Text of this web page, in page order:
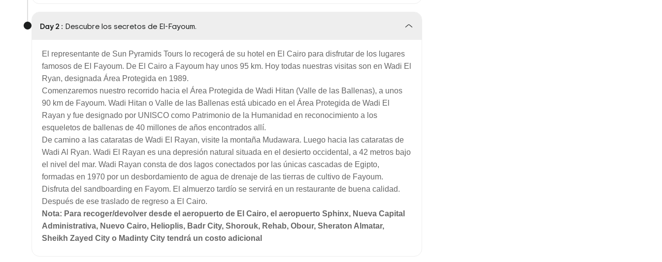
Day 2 : Descubre los secretos de El-Fayoum.
El representante de Sun Pyramids Tours lo recogerá de su hotel en El Cairo para disfrutar de los lugares
famosos de El Fayoum. De El Cairo a Fayoum hay unos 95 km. Hoy todas nuestras visitas son en Wadi El
Ryan, designada Área Protegida en 1989.
Comenzaremos nuestro recorrido hacia el Área Protegida de Wadi Hitan (Valle de las Ballenas), a unos
90 km de Fayoum. Wadi Hitan o Valle de las Ballenas está ubicado en el Área Protegida de Wadi El
Rayan y fue designado por UNISCO como Patrimonio de la Humanidad en reconocimiento a los
esqueletos de ballenas de 40 millones de años encontrados allí.
De camino a las cataratas de Wadi El Rayan, visite la montaña Mudawara. Luego hacia las cataratas de
Wadi Al Ryan. Wadi El Rayan es una depresión natural situada en el desierto occidental, a 42 metros bajo
el nivel del mar. Wadi Rayan consta de dos lagos conectados por las únicas cascadas de Egipto,
formadas en 1970 por un desbordamiento de agua de drenaje de las tierras de cultivo de Fayoum.
Disfruta del sandboarding en Fayom. El almuerzo tardío se servirá en un restaurante de buena calidad.
Después de ese traslado de regreso a El Cairo.
Nota: Para recoger/devolver desde el aeropuerto de El Cairo, el aeropuerto Sphinx, Nueva Capital
Administrativa, Nuevo Cairo, Helioplis, Badr City, Shorouk, Rehab, Obour, Sheraton Almatar,
Sheikh Zayed City o Madinty City tendrá un costo adicional